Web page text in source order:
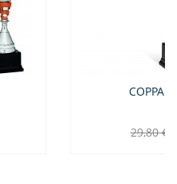
COPPA
29,80 €